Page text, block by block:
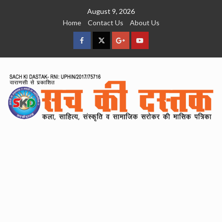
August 9, 2026
Home
Contact Us About Us
facebookTwitterGoogleYouTube